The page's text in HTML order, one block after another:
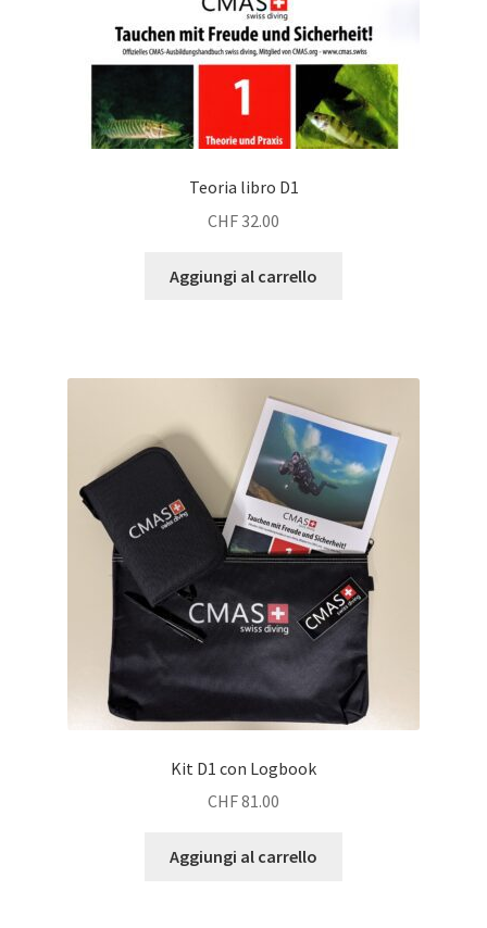
Teoria libro D1
CHF32.00
Aggiungi al carrello
Kit D1 con Logbook
CHF81.00
Aggiungi al carrello